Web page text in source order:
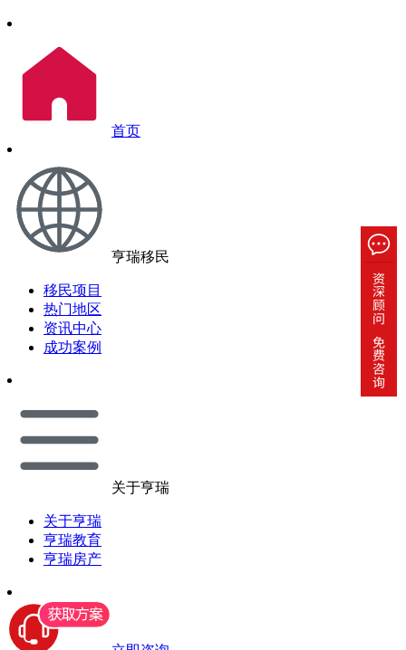
首页
亨瑞移民
移民项目
热门地区
资讯中心
成功案例
关于亨瑞
关于亨瑞
亨瑞教育
亨瑞房产